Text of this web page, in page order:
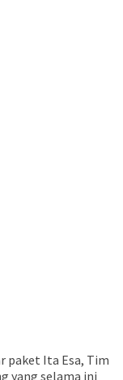
paket Ita Esa, Tim
yang selama ini